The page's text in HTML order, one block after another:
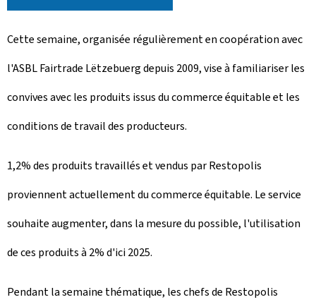
Cette semaine, organisée régulièrement en coopération avec
l'ASBL Fairtrade Lëtzebuerg depuis 2009, vise à familiariser les
convives avec les produits issus du commerce équitable et les
conditions de travail des producteurs.
1,2% des produits travaillés et vendus par Restopolis
proviennent actuellement du commerce équitable. Le service
souhaite augmenter, dans la mesure du possible, l'utilisation
de ces produits à 2% d'ici 2025.
Pendant la semaine thématique, les chefs de Restopolis